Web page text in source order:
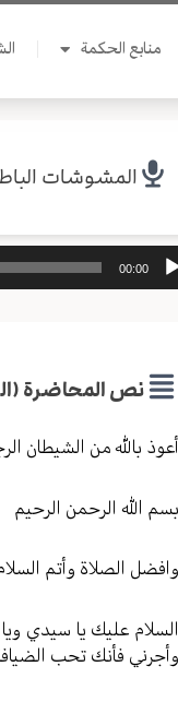
منابع الحكمة
المشوشات
00:00
نص المحاضرة
أعوذ بالله من الشيطان
بسم الله الرحمن الرحيم
وافضل الصلاة وأتم
السلام عليك يا سيدي
وأجرني فأنك تحب